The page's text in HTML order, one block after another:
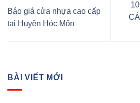
Báo giá cửa nhựa cao cấp
tại Huyện Hóc Môn
BÀI VIẾT MỚI